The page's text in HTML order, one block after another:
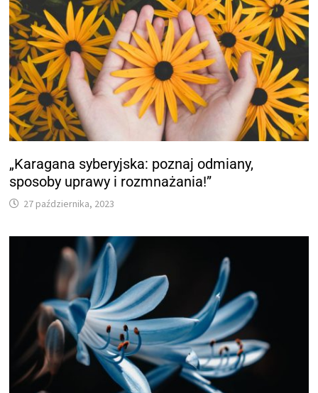
„Karagana syberyjska: poznaj odmiany,
sposoby uprawy i rozmnażania!”
27 października, 2023